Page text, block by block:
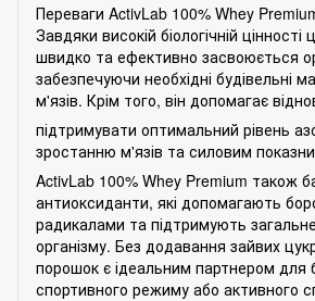
Переваги ActivLab 100% Whey
Завдяки високій біологічній цінності
швидко та ефективно засвоюється
забезпечуючи необхідні будівельні
м'язів. Крім того, він допомагає
підтримувати оптимальний рівень
зростанню м'язів та силовим
ActivLab 100% Whey Premium також
антиоксиданти, які допомагають
радикалами та підтримують
організму. Без додавання зайвих
порошок є ідеальним партнером для
спортивного режиму або активного